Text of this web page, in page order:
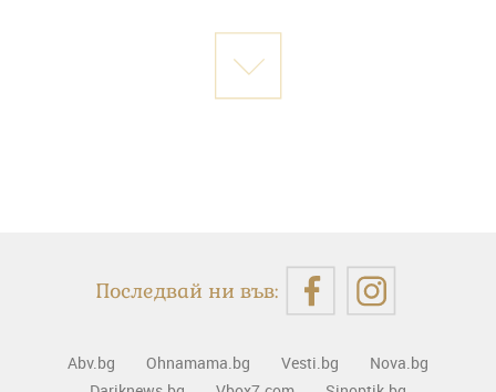
Последвай ни във:
Abv.bg Ohnamama.bg Vesti.bg
Nova.bg